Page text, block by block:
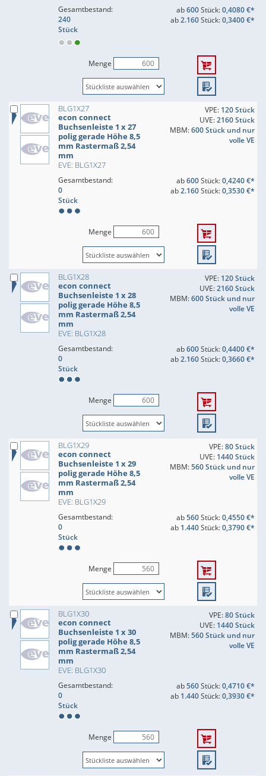
Gesamtbestand:
240
Stück
ab600Stück:0,4080 €*
ab2.160Stück:0,3400 €*
Menge
BLG1X27
econ connect
Buchsenleiste 1 x 27
polig gerade Höhe 8,5
mm Rastermaß 2,54
mm
EVE: BLG1X27
VPE: 120 Stück
UVE:2160 Stück
MBM:600 Stück und nur
volle VE
Gesamtbestand:
0
Stück
ab600Stück:0,4240 €*
ab2.160Stück:0,3530 €*
Menge
BLG1X28
econ connect
Buchsenleiste 1 x 28
polig gerade Höhe 8,5
mm Rastermaß 2,54
mm
EVE: BLG1X28
VPE: 120 Stück
UVE:2160 Stück
MBM:600 Stück und nur
volle VE
Gesamtbestand:
0
Stück
ab600Stück:0,4400 €*
ab2.160Stück:0,3660 €*
Menge
BLG1X29
econ connect
Buchsenleiste 1 x 29
polig gerade Höhe 8,5
mm Rastermaß 2,54
mm
EVE: BLG1X29
VPE:80 Stück
UVE: 1440 Stück
MBM:560 Stück und nur
volle VE
Gesamtbestand:
0
Stück
ab560Stück:0,4550 €*
ab 1.440Stück:0,3790 €*
Menge
BLG1X30
econ connect
Buchsenleiste 1 x 30
polig gerade Höhe 8,5
mm Rastermaß 2,54
mm
EVE: BLG1X30
VPE:80 Stück
UVE: 1440 Stück
MBM:560 Stück und nur
volle VE
Gesamtbestand:
0
Stück
ab560Stück:0,4710 €*
ab 1.440Stück:0,3930 €*
Menge